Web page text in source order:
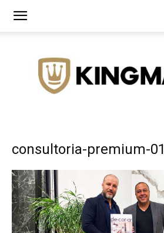
Agência
de
consultoria-premium-01